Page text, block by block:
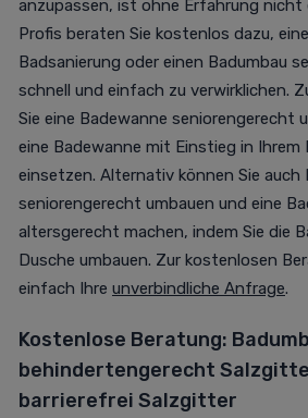
anzupassen, ist ohne Erfahrung nicht
Profis beraten Sie kostenlos dazu,
Badsanierung oder einen Badumbau
schnell und einfach zu verwirklichen.
Sie eine Badewanne seniorengerecht
eine Badewanne mit Einstieg in Ihrem
einsetzen. Alternativ können Sie auch
seniorengerecht umbauen und eine
altersgerecht machen, indem Sie die
Dusche umbauen. Zur kostenlosen
einfach Ihre unverbindliche Anfrage.
Kostenlose Beratung:
behindertengerecht
barrierefrei Salzgitter